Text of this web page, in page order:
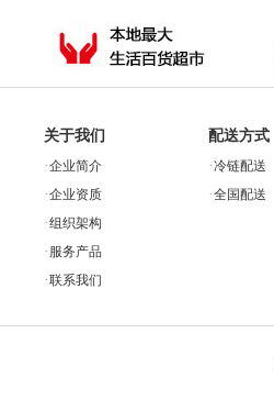
关于我们
·企业简介
·企业资质
·组织架构
· 服务产品
·联系我们
配送方式
·冷链配送
·全国配送